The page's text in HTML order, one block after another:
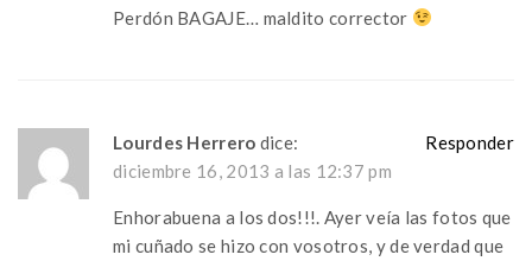
Perdón BAGAJE… maldito corrector
Lourdes Herrero dice:
diciembre 16, 2013 a las 12:37 pm
Enhorabuena a los dos!!!. Ayer veía las fotos que
mi cuñado se hizo con vosotros, y de verdad que
Responder